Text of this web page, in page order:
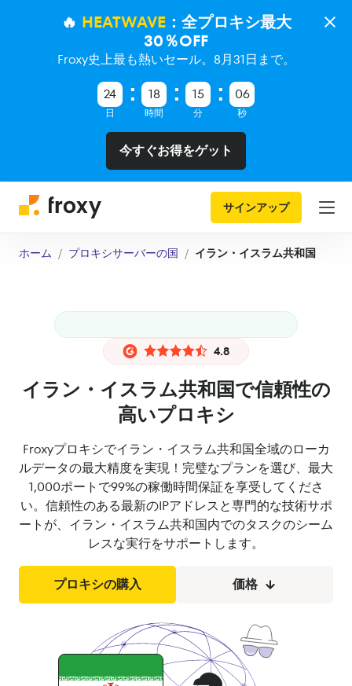
🔥 HEATWAVE：全プロキシ最大
30％OFF
Froxy史上最も熱いセール。8月31日まで。
24
日
18
時間
15
分
05
秒
今すぐお得をゲット
サインアップ
ホーム プロキシサーバーの国 イラン・イスラム共和国
4.8
イラン・イスラム共和国で信頼性の
高いプロキシ
Froxyプロキシでイラン・イスラム共和国全域のローカ
ルデータの最大精度を実現！完璧なプランを選び、最大
1,000ポートで99%の稼働時間保証を享受してくださ
い。信頼性のある最新のIPアドレスと専門的な技術サポ
ートが、イラン・イスラム共和国内でのタスクのシーム
レスな実行をサポートします。
プロキシの購入 価格